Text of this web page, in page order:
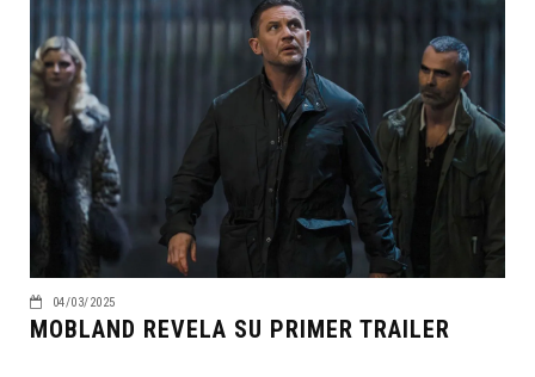
04/03/2025
MOBLAND REVELA SU PRIMER TRAILER